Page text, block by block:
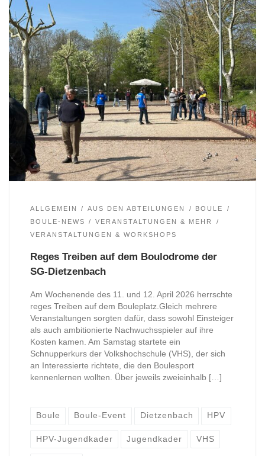
ALLGEMEIN AUS DEN ABTEILUNGEN
BOULE
BOULE-NEWS
VERANSTALTUNGEN & MEHR
VERANSTALTUNGEN & WORKSHOPS
Reges Treiben auf dem Boulodrome der
SG-Dietzenbach
Am Wochenende des 11. und 12. April 2026 herrschte
reges Treiben auf dem Bouleplatz.Gleich mehrere
Veranstaltungen sorgten dafür, dass sowohl Einsteiger
als auch ambitionierte Nachwuchsspieler auf ihre
Kosten kamen. Am Samstag startete ein
Schnupperkurs der Volkshochschule (VHS), der sich
an Interessierte richtete, die den Boulesport
kennenlernen wollten. Über jeweils zweieinhalb […]
Boule Boule-Event Dietzenbach HPV
HPV-Jugendkader Jugendkader VHS